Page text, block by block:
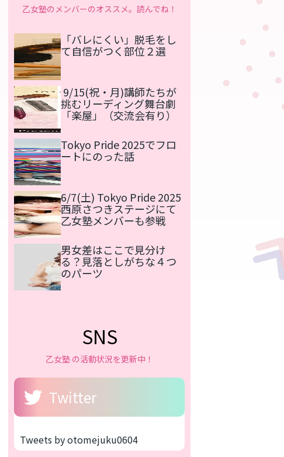
乙女塾のメンバーのオススメ。読んでね！
「バレにくい」脱毛をし
て自信がつく部位２選
9/15(祝・月)講師たちが
挑むリーディング舞台劇
「楽屋」（交流会有り）
Tokyo Pride 2025でフロ
ートにのった話
6/7(土) Tokyo Pride 2025
西原さつきステージにて
乙女塾メンバーも参戦
男女差はここで見分け
る？見落としがちな４つ
のパーツ
SNS
乙女塾 の活動状況を更新中！
Twitter
Tweets by otomejuku0604